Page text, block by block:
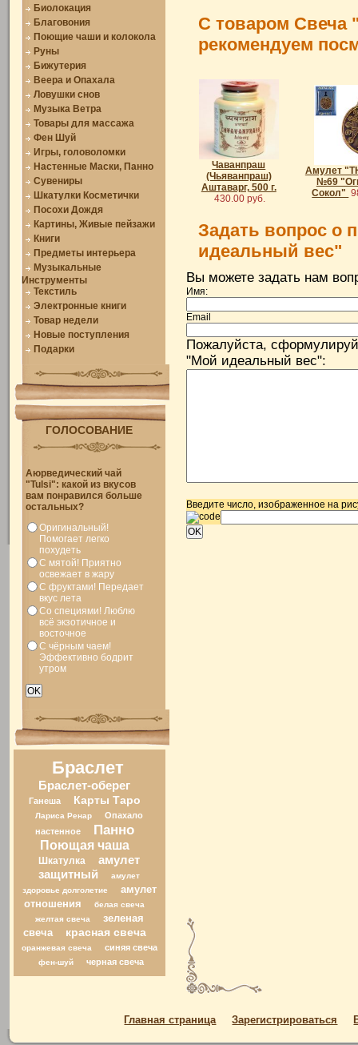
Биолокация
Благовония
Поющие чаши и колокола
Руны
Бижутерия
Веера и Опахала
Ловушки снов
Музыка Ветра
Товары для массажа
Фен Шуй
Игры, головоломки
Настенные Маски, Панно
Сувениры
Шкатулки Косметички
Посохи Дождя
Картины, Живые пейзажи
Книги
Предметы интерьера
Музыкальные
Инструменты
Текстиль
Электронные книги
Товар недели
Новые поступления
Подарки
ГОЛОСОВАНИЕ
Аюрведический чай
"Tulsi": какой из вкусов
вам понравился больше
остальных?
Оригинальный!
Помогает легко
похудеть
С мятой! Приятно
освежает в жару
С фруктами! Передает
вкус лета
Со специями! Люблю
всё экзотичное и
восточное
С чёрным чаем!
Эффективно бодрит
утром
Браслет
Браслет-оберег
Ганеша Карты Таро
Лариса Ренар
Опахало
настенное
Панно
Поющая чаша
Шкатулка
амулет
защитный
амулет
здоровье долголетие
амулет
отношения
белая свеча
желтая свеча
зеленая
свеча
красная свеча
оранжевая свеча синяя свеча
фен-шуй черная свеча
С товаром Свеча
рекомендуем
Чаванпраш
(Чьяванпраш)
Аштаварг, 500 г.
430.00 руб.
Амулет
№69
Сокол"
Задать вопрос о
идеальный вес"
Вы можете задать нам
Имя:
Email
Пожалуйста,
"Мой идеальный вес":
Введите число, изображенное на
Главная страница Зарегистрироваться